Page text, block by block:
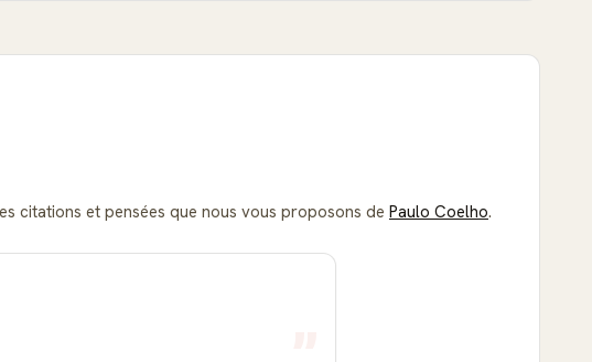
citations et pensées que nous vous proposons de Paulo Coelho.